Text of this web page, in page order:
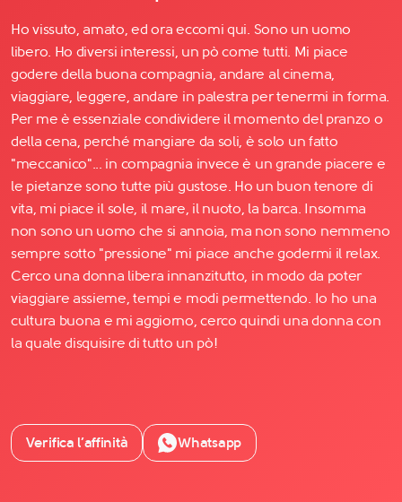
Ho vissuto, amato, ed ora eccomi qui. Sono un uomo
libero. Ho diversi interessi, un pò come tutti. Mi piace
godere della buona compagnia, andare al cinema,
viaggiare, leggere, andare in palestra per tenermi in forma.
Per me è essenziale condividere il momento del pranzo o
della cena, perché mangiare da soli, è solo un fatto
"meccanico"... in compagnia invece è un grande piacere e
le pietanze sono tutte più gustose. Ho un buon tenore di
vita, mi piace il sole, il mare, il nuoto, la barca. Insomma
non sono un uomo che si annoia, ma non sono nemmeno
sempre sotto "pressione" mi piace anche godermi il relax.
Cerco una donna libera innanzitutto, in modo da poter
viaggiare assieme, tempi e modi permettendo. Io ho una
cultura buona e mi aggiorno, cerco quindi una donna con
la quale disquisire di tutto un pò!
Verifica l’affinità Whatsapp